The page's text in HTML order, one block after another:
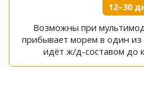
12–30
Возможны при
прибывает морем в один
идёт ж/д-составом до